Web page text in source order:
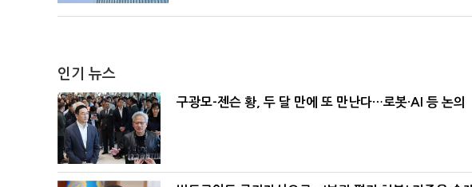
인기 뉴스
구광모-젠슨 황, 두 달 만에 또 만난다…로봇·AI 등 논의